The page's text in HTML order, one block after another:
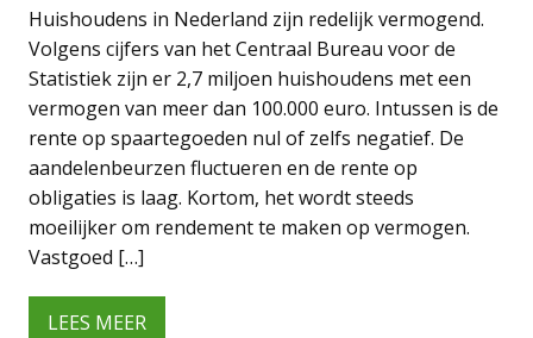
Huishoudens in Nederland zijn redelijk vermogend.
Volgens cijfers van het Centraal Bureau voor de
Statistiek zijn er 2,7 miljoen huishoudens met een
vermogen van meer dan 100.000 euro. Intussen is de
rente op spaartegoeden nul of zelfs negatief. De
aandelenbeurzen fluctueren en de rente op
obligaties is laag. Kortom, het wordt steeds
moeilijker om rendement te maken op vermogen.
Vastgoed […]
LEES MEER